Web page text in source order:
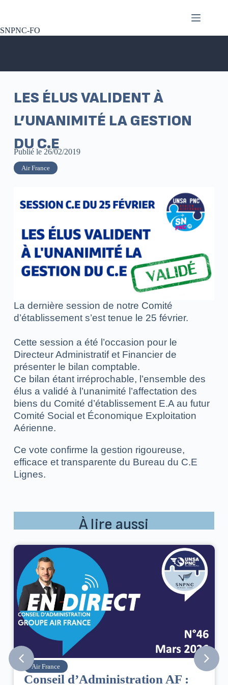
SNPNC-FO
LES ÉLUS VALIDENT À
L’UNANIMITÉ LA GESTION
DU C.E
Publié le 26/02/2019
Air France
La dernière session de notre Comité
d’établissement s’est tenue le 25 février.
Cette session a été l’occasion pour le
Directeur Administratif et Financier de
présenter le bilan comptable.
Ce bilan étant irréprochable, l’ensemble des
élus a validé à l’unanimité l’affectation des
biens du Comité d’établissement E.A au futur
Comité Social et Économique Exploitation
Aérienne.
Ce vote confirme la gestion rigoureuse,
efficace et transparente du Bureau du C.E
Lignes.
À lire aussi
Air France
Conseil d’Administration AF :